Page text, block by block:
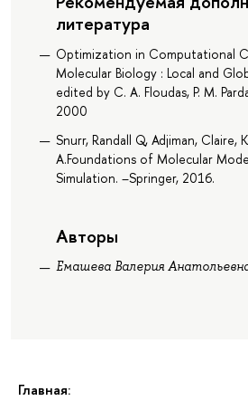
Главная:
литература
Optimization in Computational
Molecular Biology : Local and
edited by C. A. Floudas, P. M.
2000
Snurr, Randall Q, Adjiman, Claire,
A.Foundations of Molecular
Simulation. –Springer, 2016.
Авторы
Емашева Валерия